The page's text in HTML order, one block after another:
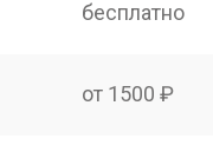
бесплатно
от 1500 ₽